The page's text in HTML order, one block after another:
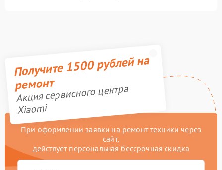
Получите 1500 рублей на
ремонт
Акция сервисного центра
Xiaomi
При оформлении заявки на ремонт техники через
сайт,
действует персональная бессрочная скидка